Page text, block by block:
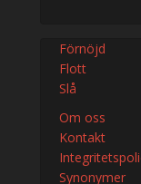
Förnöjd
Flott
Slå
Om oss
Kontakt
Synonymer